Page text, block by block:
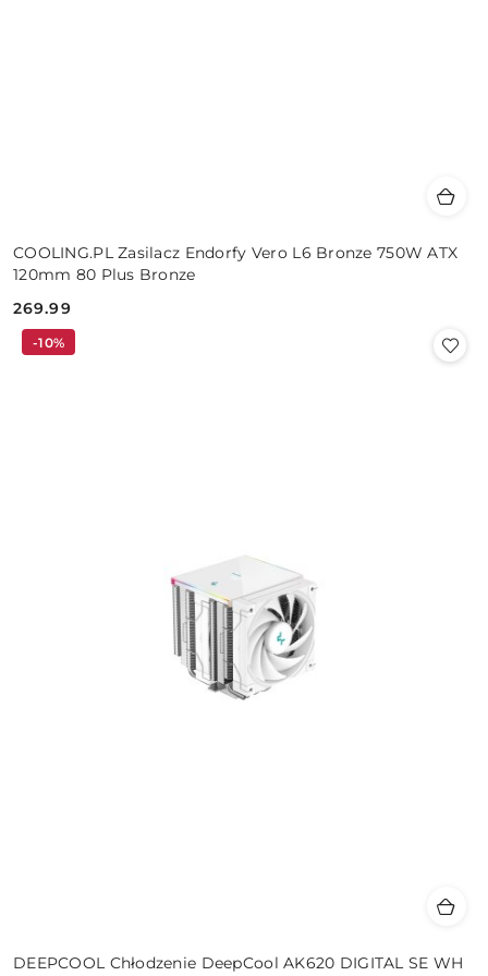
COOLING.PL Zasilacz Endorfy Vero L6 Bronze 750W ATX
120mm 80 Plus Bronze
Cena:
269.99
DEEPCOOL Chłodzenie DeepCool AK620 DIGITAL SE WH
-10%